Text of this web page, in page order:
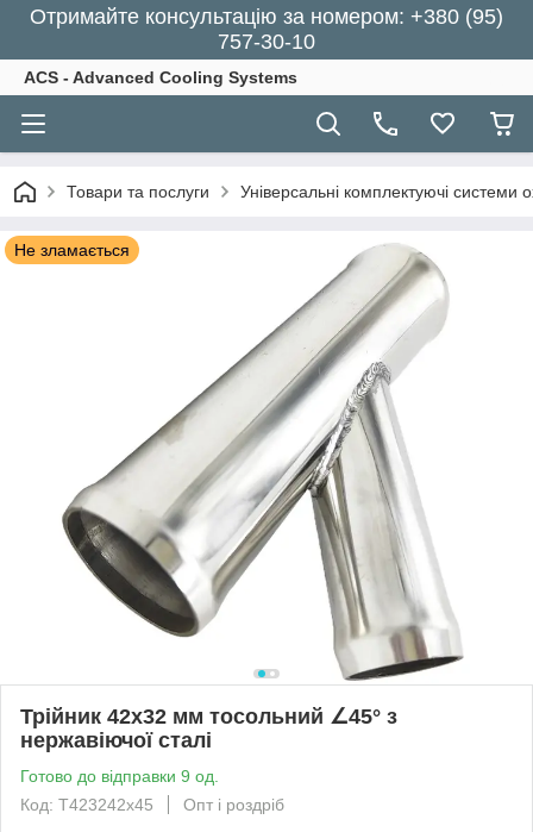
Отримайте консультацію за номером: +380 (95)
757-30-10
ACS - Advanced Cooling Systems
Товари та послуги Універсальні комплектуючі системи
Не зламається
Трійник 42x32 мм тосольний ∠45° з
нержавіючої сталі
Готово до відправки 9 од.
Код: Т423242х45
Опт і роздріб